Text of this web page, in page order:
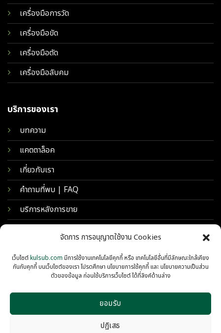
จัดการ การอนุญาตใช้งาน Cookies
เว็บไซต์kulsub.com มีการใช้งานเทคโนโลยีคุกกี้ หรือ เทคโนโลยีอื่นที่มีลักษณะใกล้เคียง
กันกับคุกกี้ บนเว็บไซต์ของเรา โปรดศึกษา นโยบายการใช้คุกกี้ และ นโยบายความเป็นส่วน
ตัวของข้อมูล ก่อนใช้บริการเว็บไซต์ ได้ที่ลิงค์ด้านล่าง
ยอมรับ
ปฏิเสธ
เครื่องมือการวัด
เครื่องมือขัด
เครื่องมือตัด
เครื่องมือลับคม
บริการของเรา
บทความ
แคตตาล็อค
เกี่ยวกับเรา
คำถามที่พบ | FAQ
บริการหลังการขาย
© 2026 KULSUB INTERTRADING
PRIVACY COOKIES